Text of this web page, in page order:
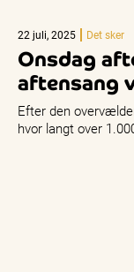
22 juli, 2025 Det sker
Onsdag
aftensang
Efter den
hvor langt over